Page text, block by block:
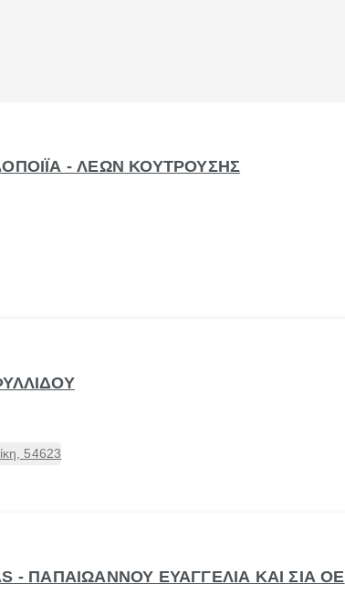
- ΛΕΩΝ ΚΟΥΤΡΟΥΣΗΣ
54623
- ΠΑΠΑΙΩΑΝΝΟΥ ΕΥΑΓΓΕΛΙΑ ΚΑΙ ΣΙΑ ΟΕ